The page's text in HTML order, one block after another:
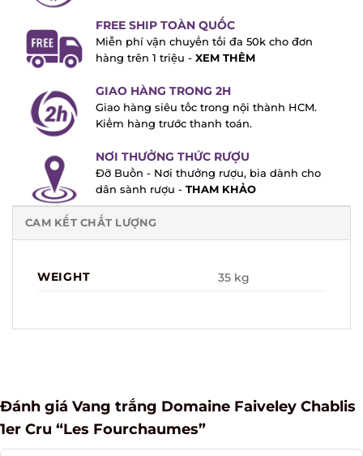
FREE SHIP TOÀN QUỐC
Miễn phí vận chuyển tối đa 50k cho đơn
hàng trên 1 triệu - XEM THÊM
GIAO HÀNG TRONG 2H
Giao hàng siêu tốc trong nội thành HCM.
Kiểm hàng trước thanh toán.
NƠI THƯỞNG THỨC RƯỢU
Đỡ Buồn - Nơi thưởng rượu, bia dành cho
dân sành rượu - THAM KHẢO
CAM KẾT CHẤT LƯỢNG
WEIGHT 35 kg
Đánh giá Vang trắng Domaine Faiveley Chablis
1er Cru “Les Fourchaumes”